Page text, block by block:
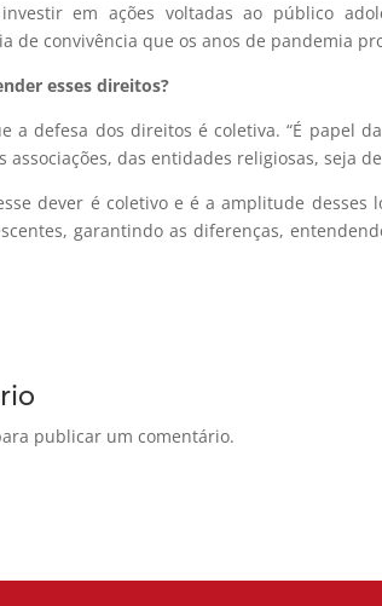
em ações voltadas ao público
de convivência que os anos de pandemia
esses direitos?
a defesa dos direitos é coletiva. “É papel
associações, das entidades religiosas, seja
dever é coletivo e é a amplitude desses
garantindo as diferenças,
publicar um comentário.